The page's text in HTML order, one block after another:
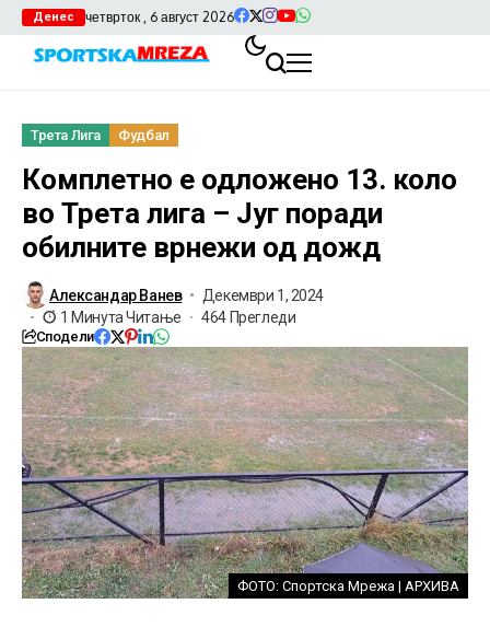
Денес четврток , 6 август 2026
Трета Лига Фудбал
Комплетно е одложено 13. коло
во Трета лига – Југ поради
обилните врнежи од дожд
Александар Ванев
Декември 1, 2024
1 Минута Читање
464 Прегледи
Сподели
ФОТО: Спортска Мрежа | АРХИВА